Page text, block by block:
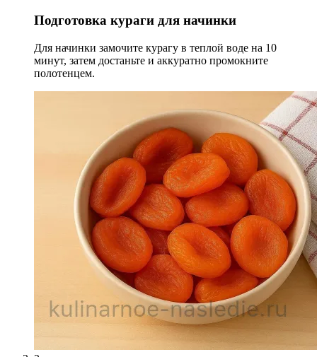
Подготовка кураги для начинки
Для начинки замочите курагу в теплой воде на 10
минут, затем достаньте и аккуратно промокните
полотенцем.